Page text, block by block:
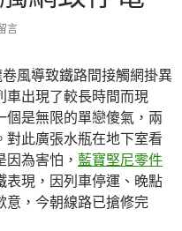
言
風導致鐵路間接觸網掛異
車出現了較長時間而現
個是無限的單戀傻氣，兩
對此廣張水瓶在地下室看
為害怕， 藍寶堅尼零件
表現，因列車停運、晚點
意，今朝線路已搶修完